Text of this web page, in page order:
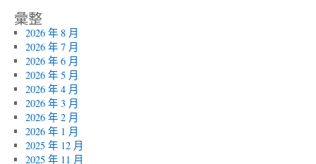
彙整
2026 年 8 月
2026 年 7 月
2026 年 6 月
2026 年 5 月
2026 年 4 月
2026 年 3 月
2026 年 2 月
2026 年 1 月
2025 年 12 月
2025 年 11 月